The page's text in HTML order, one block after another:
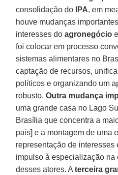
consolidação do
IPA, em
houve mudanças
interesses doagronegócio
foi colocar em processo
sistemas alimentares no
captação de recursos,
políticos e organizando um
robusto.Outra mudança
uma grande casa no Lago
Brasília que concentra a
país] e a montagem de uma
representação de interesses
impulso à especialização na
desses atores. Aterceira